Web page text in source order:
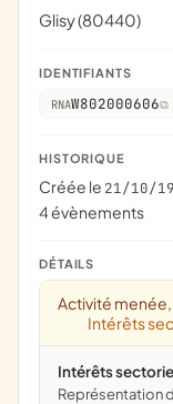
Glisy (80440)
IDENTIFIANTS
RNAW802000606
HISTORIQUE
Créée le 21/10/
4 évènements
DÉTAILS
Activité
Intérêts
Intérêts
représentation